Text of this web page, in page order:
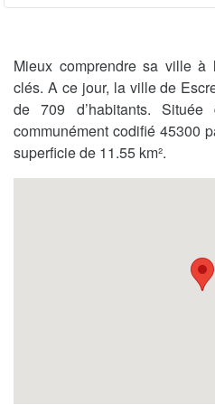
Mieux comprendre sa ville à
clés. A ce jour, la ville de
de 709 d’habitants.
communément codifié 45300
superficie de 11.55 km².